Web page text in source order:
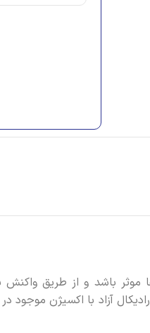
باشد و از طریق واکنش با
آزاد با اکسیژن موجود